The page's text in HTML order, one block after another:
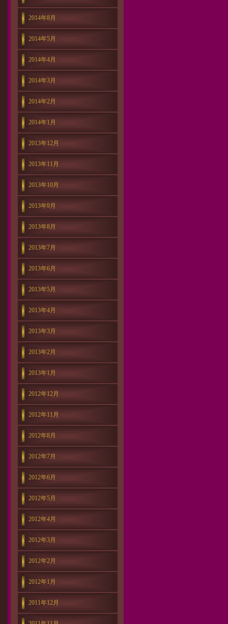
2014年8月
2014年5月
2014年4月
2014年3月
2014年2月
2014年1月
2013年12月
2013年11月
2013年10月
2013年9月
2013年8月
2013年7月
2013年6月
2013年5月
2013年4月
2013年3月
2013年2月
2013年1月
2012年12月
2012年11月
2012年8月
2012年7月
2012年6月
2012年5月
2012年4月
2012年3月
2012年2月
2012年1月
2011年12月